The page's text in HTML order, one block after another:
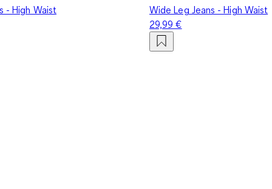
- High Waist
Wide Leg Jeans - High Waist
29,99 €